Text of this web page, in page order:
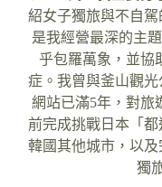
紹女子獨旅與不自
是我經營最深的主
乎包羅萬象，並協
症。我曾與釜山觀
網站已滿5年，對旅
前完成挑戰日本「
韓國其他城市，以
獨